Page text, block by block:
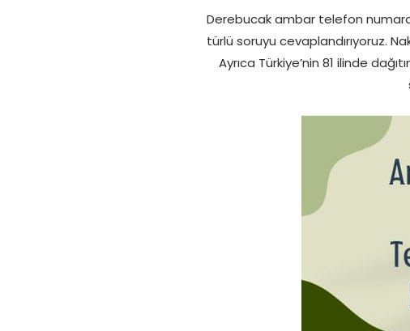
Derebucak ambar telefon
türlü soruyu cevaplandırıyoruz.
Ayrıca Türkiye’nin 81 ilinde